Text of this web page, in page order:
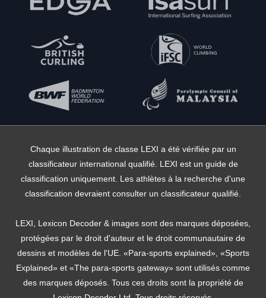
Chaque illustration de classe LEXI a été vérifiée par un
classificateur international qualifié. LEXI est un guide de
classification uniquement. Les athlètes à la recherche d'une
classification devraient consulter un classificateur qualifié.
LEXI, Lexicon Decoder & images sont des marques déposées,
protégées par le droit d'auteur et le droit communautaire de
dessins et modèles de l'UE. «Para-sports explained», «Sports
Explained» et «The para-sports gateway» sont utilisés comme
des marques déposés. Tous ces droits sont la propriété de